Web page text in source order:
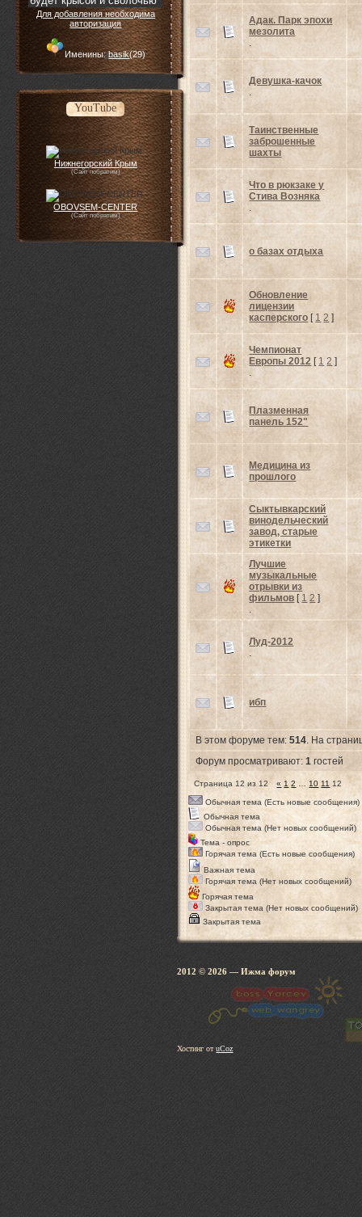
Для добавления необходима
авторизация
Именины:basik(29)
YouTube
Нижнегорский Крым
(Сайт побратим)
OBOVSEM-CENTER
(Сайт побратим)
Адак. Парк эпохи
мезолита
.
Девушка-качок
.
Таинственные
заброшенные
шахты
Что в рюкзаке у
Стива Возняка
.
о базах отдыха
Обновление
лицензии
касперского [ 1 2 ]
Чемпионат
Европы 2012 [ 1 2]
.
Плазменная
панель 152"
Медицина из
прошлого
Сыктывкарский
винодельческий
завод, старые
этикетки
Лучшие
музыкальные
отрывки из
фильмов [ 1 2 ]
.
Луд-2012
.
ибп
В этом форуме тем:514. На
Форум просматривают:1 гостей
Страница 12 из 12 « 1 2 10 11 12
Обычная тема (Есть новые сообщения)
Обычная тема
Обычная тема (Нет новых сообщений)
Тема - опрос
Горячая тема (Есть новые сообщения)
Важная тема
Горячая тема (Нет новых сообщений)
Горячая тема
Закрытая тема (Нет новых сообщений)
Закрытая тема
2012 © 2026 — Ижма
Хостинг отuCoz